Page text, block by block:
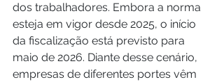
dos trabalhadores. Embora a norma
esteja em vigor desde 2025, o início
da fiscalização está previsto para
maio de 2026. Diante desse cenário,
empresas de diferentes portes vêm